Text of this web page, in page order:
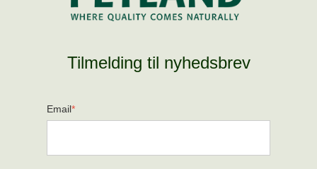
Tilmelding til nyhedsbrev
Email*